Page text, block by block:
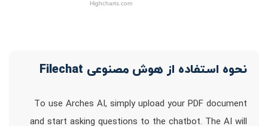
Highcharts.com
نحوه استفاده از هوش مصنوعی Filechat
To use Arches AI, simply upload your PDF document
and start asking questions to the chatbot. The AI will